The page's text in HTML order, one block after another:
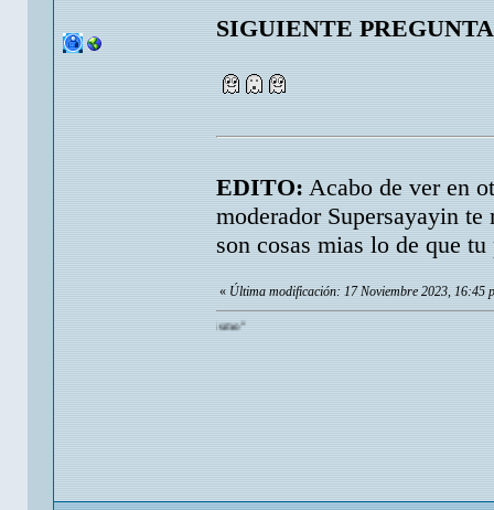
SIGUIENTE
EDITO: Acabo de ver en
moderador Supersayayin te
son cosas mias lo de que
« Última modificación: 17 Noviembre 2023, 16:45